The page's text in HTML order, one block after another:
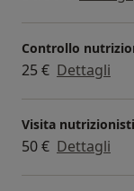
Controllo
25 € Dettagli
Visita
50 € Dettagli